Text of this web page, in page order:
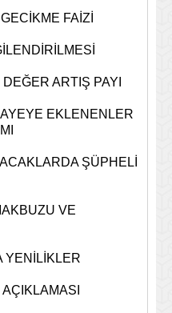
FAİZİ
ARTIŞ PAYI
EKLENENLER
ŞÜPHELİ
VE
YENİLİKLER